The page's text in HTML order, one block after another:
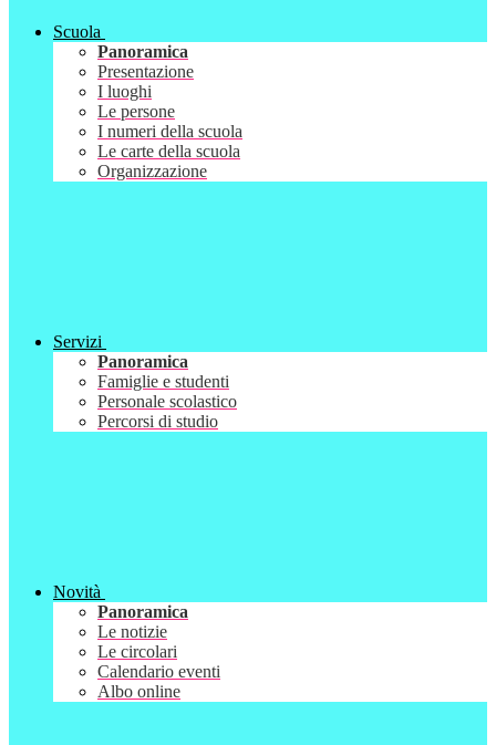
Scuola
Panoramica
Presentazione
I luoghi
Le persone
I numeri della scuola
Le carte della scuola
Organizzazione
Servizi
Panoramica
Famiglie e studenti
Personale scolastico
Percorsi di studio
Novità
Panoramica
Le notizie
Le circolari
Calendario eventi
Albo online